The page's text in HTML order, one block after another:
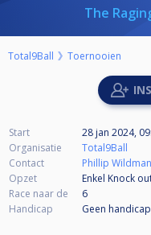
The
Total9Ball Toernooien
Start
28 jan 2024,
Organisatie
Total9Ball
Contact
Phillip Wildman
Opzet
Enkel Knock
Race naar de
6
Handicap
Geen handicap